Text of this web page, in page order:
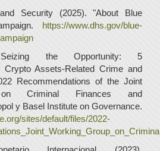
Security (2025). "About Blue
https://www.dhs.gov/blue-
the Opportunity: 5
Crypto Assets-Related Crime and
Recommendations of the Joint
Criminal Finances and
y Basel Institute on Governance.
sites/default/files/2022-